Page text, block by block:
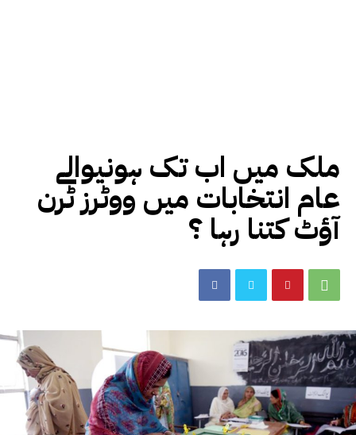
ملک میں اب تک ہونیوالے
عام انتخابات میں ووٹرز ٹرن
آؤٹ کتنا رہا ؟